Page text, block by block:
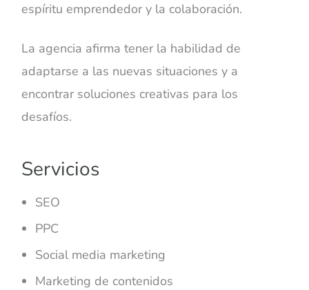
espíritu emprendedor y la colaboración.
La agencia afirma tener la habilidad de
adaptarse a las nuevas situaciones y a
encontrar soluciones creativas para los
desafíos.
Servicios
SEO
PPC
Social media marketing
Marketing de contenidos